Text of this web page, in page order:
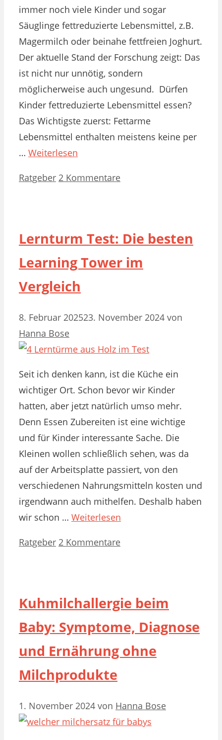
immer noch viele Kinder und sogar
Säuglinge fettreduzierte Lebensmittel, z.B.
Magermilch oder beinahe fettfreien Joghurt.
Der aktuelle Stand der Forschung zeigt: Das
ist nicht nur unnötig, sondern
möglicherweise auch ungesund. Dürfen
Kinder fettreduzierte Lebensmittel essen?
Das Wichtigste zuerst: Fettarme
Lebensmittel enthalten meistens keine per
… Weiterlesen
Kategorien
Ratgeber 2 Kommentare
Lernturm Test: Die besten
Learning Tower im
Vergleich
8. Februar 202523. November 2024 von
Hanna Bose
Seit ich denken kann, ist die Küche ein
wichtiger Ort. Schon bevor wir Kinder
hatten, aber jetzt natürlich umso mehr.
Denn Essen Zubereiten ist eine wichtige
und für Kinder interessante Sache. Die
Kleinen wollen schließlich sehen, was da
auf der Arbeitsplatte passiert, von den
verschiedenen Nahrungsmitteln kosten und
irgendwann auch mithelfen. Deshalb haben
wir schon … Weiterlesen
Kategorien
Ratgeber 2 Kommentare
Kuhmilchallergie beim
Baby: Symptome, Diagnose
und Ernährung ohne
Milchprodukte
1. November 2024 von Hanna Bose